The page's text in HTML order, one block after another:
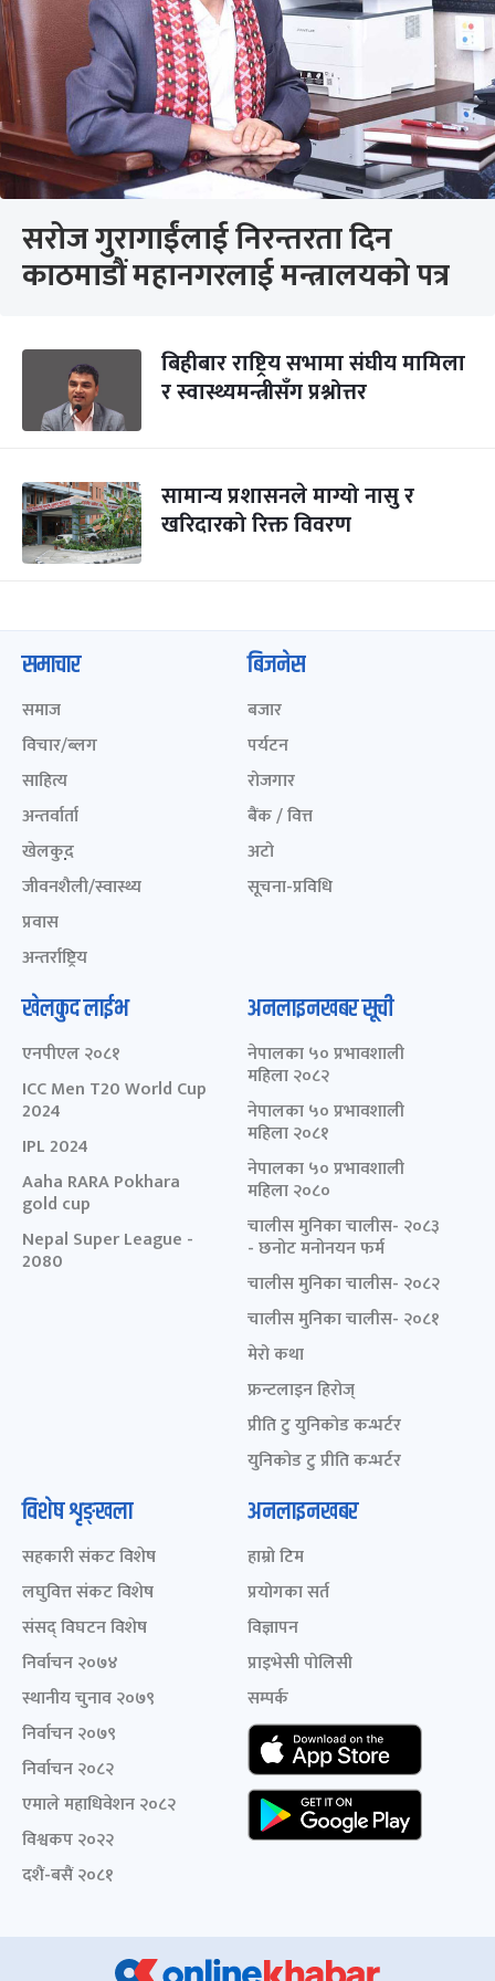
सरोज गुरागाईंलाई निरन्तरता दिन
काठमाडौं महानगरलाई मन्त्रालयको पत्र
बिहीबार राष्ट्रिय सभामा संघीय मामिला
र स्वास्थ्यमन्त्रीसँग प्रश्नोत्तर
सामान्य प्रशासनले माग्यो नासु र
खरिदारको रिक्त विवरण
समाचार
समाज
विचार/ब्लग
साहित्य
अन्तर्वार्ता
खेलकुद़़
जीवनशैली/स्वास्थ्य
प्रवास
अन्तर्राष्ट्रिय
बिजनेस
बजार
पर्यटन
रोजगार
बैंक / वित्त
अटो
सूचना-प्रविधि
खेलकुद लाईभ
एनपीएल २०८१
ICC Men T20 World Cup
2024
IPL 2024
Aaha RARA Pokhara
gold cup
Nepal Super League -
2080
अनलाइनखबर सूची
नेपालका ५० प्रभावशाली
महिला २०८२
नेपालका ५० प्रभावशाली
महिला २०८१
नेपालका ५० प्रभावशाली
महिला २०८०
चालीस मुनिका चालीस- २०८३
- छनोट मनोनयन फर्म
चालीस मुनिका चालीस- २०८२
चालीस मुनिका चालीस- २०८१
मेरो कथा
फ्रन्टलाइन हिरोज्
प्रीति टु युनिकोड कन्भर्टर
युनिकोड टु प्रीति कन्भर्टर
विशेष शृङ्खला
सहकारी संकट विशेष
लघुवित्त संकट विशेष
संसद् विघटन विशेष
निर्वाचन २०७४
स्थानीय चुनाव २०७९
निर्वाचन २०७९
निर्वाचन २०८२
एमाले महाधिवेशन २०८२
विश्वकप २०२२
दशैं-बसैं २०८१
अनलाइनखबर
हाम्रो टिम
प्रयोगका सर्त
विज्ञापन
प्राइभेसी पोलिसी
सम्पर्क